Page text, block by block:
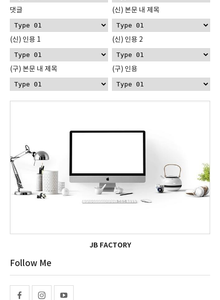
댓글 (신) 본문 내 제목
(신) 인용 1 (신) 인용 2
(구) 본문 내 제목 (구) 인용
JB FACTORY
Follow Me